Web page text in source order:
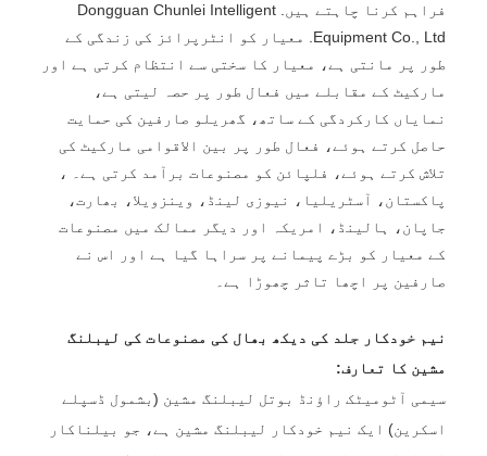
فراہم کرنا چاہتے ہیں. Dongguan Chunlei Intelligent
Equipment Co., Ltd. معیار کو انٹرپرائز کی زندگی کے
طور پر مانتی ہے، معیار کا سختی سے انتظام کرتی ہے اور
مارکیٹ کے مقابلے میں فعال طور پر حصہ لیتی ہے،
نمایاں کارکردگی کے ساتھ، گھریلو صارفین کی حمایت
حاصل کرتے ہوئے، فعال طور پر بین الاقوامی مارکیٹ کی
تلاش کرتے ہوئے، فلپائن کو مصنوعات برآمد کرتی ہے۔ ،
پاکستان، آسٹریلیا، نیوزی لینڈ، وینزویلا، بھارت،
جاپان، ہالینڈ، امریکہ اور دیگر ممالک میں مصنوعات
کے معیار کو بڑے پیمانے پر سراہا گیا ہے اور اس نے
صارفین پر اچھا تاثر چھوڑا ہے۔
نیم خودکار جلد کی دیکھ بھال کی مصنوعات کی لیبلنگ
مشین کا تعارف:
سیمی آٹومیٹک راؤنڈ بوتل لیبلنگ مشین (بشمول ڈسپلے
اسکرین) ایک نیم خودکار لیبلنگ مشین ہے، جو بیلناکار